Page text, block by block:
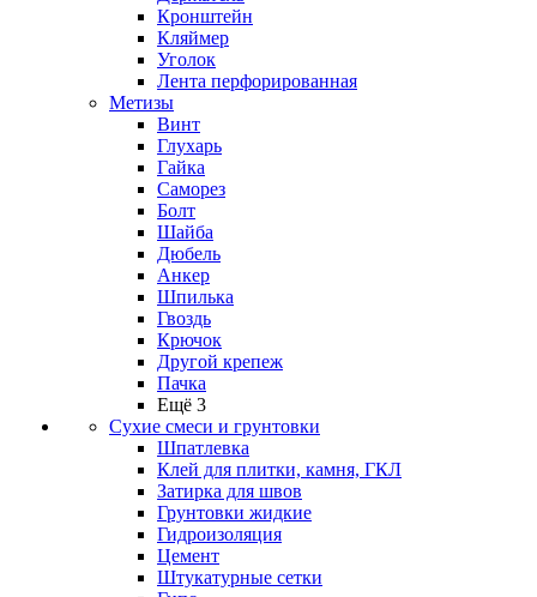
Кронштейн
Кляймер
Уголок
Лента перфорированная
Метизы
Винт
Глухарь
Гайка
Саморез
Болт
Шайба
Дюбель
Анкер
Шпилька
Гвоздь
Крючок
Другой крепеж
Пачка
Ещё 3
Сухие смеси и грунтовки
Шпатлевка
Клей для плитки, камня, ГКЛ
Затирка для швов
Грунтовки жидкие
Гидроизоляция
Цемент
Штукатурные сетки